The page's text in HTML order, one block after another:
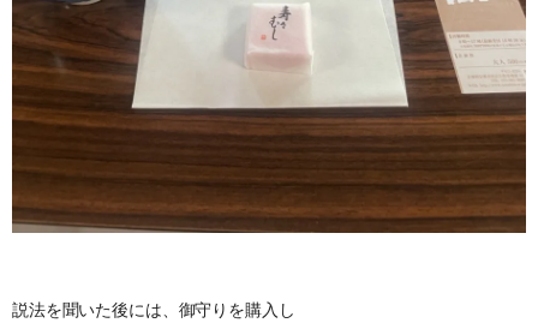
説法を聞いた後には、御守りを購入し